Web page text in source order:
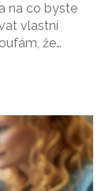
na co byste
vlastní
že